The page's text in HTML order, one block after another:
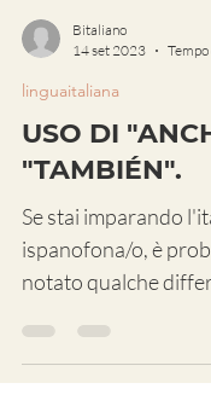
14 set 2023
Tempo
linguaitaliana
USO DI
"TAMBIÉN".
Se stai imparando
ispanofona/o, è